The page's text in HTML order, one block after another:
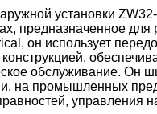
установки
предназначенное для
он использует
обслуживание. Он
на промышленных
управления